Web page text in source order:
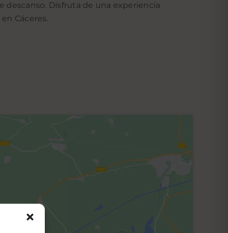
descanso. Disfruta de una experiencia
Cáceres.